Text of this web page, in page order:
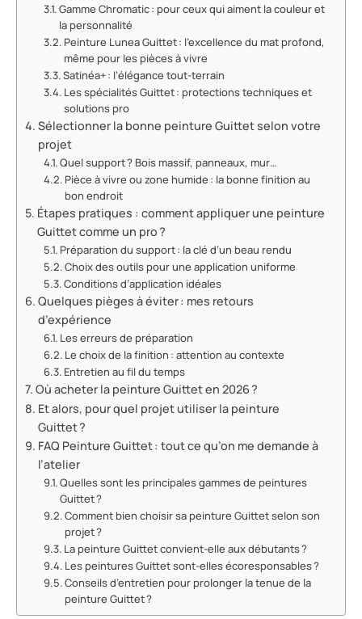
Gamme Chromatic : pour ceux qui aiment la couleur et
la personnalité
Peinture Lunea Guittet : l’excellence du mat profond,
même pour les pièces à vivre
Satinéa+ : l’élégance tout-terrain
Les spécialités Guittet : protections techniques et
solutions pro
Sélectionner la bonne peinture Guittet selon votre
projet
Quel support ? Bois massif, panneaux, mur…
Pièce à vivre ou zone humide : la bonne finition au
bon endroit
Étapes pratiques : comment appliquer une peinture
Guittet comme un pro ?
Préparation du support : la clé d’un beau rendu
Choix des outils pour une application uniforme
Conditions d’application idéales
Quelques pièges à éviter : mes retours
d’expérience
Les erreurs de préparation
Le choix de la finition : attention au contexte
Entretien au fil du temps
Où acheter la peinture Guittet en 2026 ?
Et alors, pour quel projet utiliser la peinture
Guittet ?
FAQ Peinture Guittet : tout ce qu’on me demande à
l’atelier
Quelles sont les principales gammes de peintures
Guittet ?
Comment bien choisir sa peinture Guittet selon son
projet ?
La peinture Guittet convient-elle aux débutants ?
Les peintures Guittet sont-elles écoresponsables ?
Conseils d’entretien pour prolonger la tenue de la
peinture Guittet ?